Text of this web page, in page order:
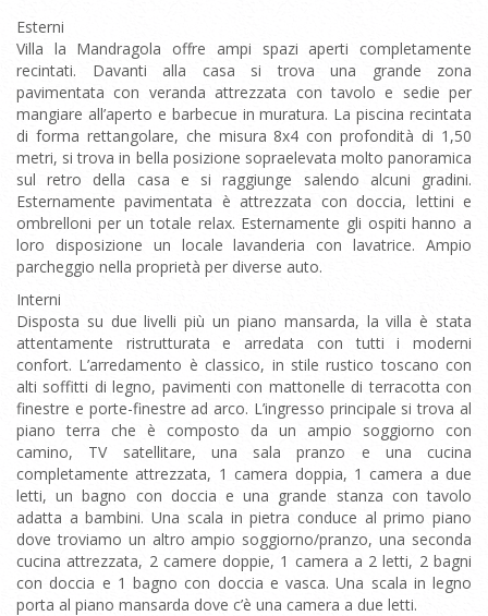
Esterni
Villa la Mandragola offre ampi spazi aperti completamente
recintati. Davanti alla casa si trova una grande zona
pavimentata con veranda attrezzata con tavolo e sedie per
mangiare all’aperto e barbecue in muratura. La piscina recintata
di forma rettangolare, che misura 8x4 con profondità di 1,50
metri, si trova in bella posizione sopraelevata molto panoramica
sul retro della casa e si raggiunge salendo alcuni gradini.
Esternamente pavimentata è attrezzata con doccia, lettini e
ombrelloni per un totale relax. Esternamente gli ospiti hanno a
loro disposizione un locale lavanderia con lavatrice. Ampio
parcheggio nella proprietà per diverse auto.
Interni
Disposta su due livelli più un piano mansarda, la villa è stata
attentamente ristrutturata e arredata con tutti i moderni
confort. L’arredamento è classico, in stile rustico toscano con
alti soffitti di legno, pavimenti con mattonelle di terracotta con
finestre e porte-finestre ad arco. L’ingresso principale si trova al
piano terra che è composto da un ampio soggiorno con
camino, TV satellitare, una sala pranzo e una cucina
completamente attrezzata, 1 camera doppia, 1 camera a due
letti, un bagno con doccia e una grande stanza con tavolo
adatta a bambini. Una scala in pietra conduce al primo piano
dove troviamo un altro ampio soggiorno/pranzo, una seconda
cucina attrezzata, 2 camere doppie, 1 camera a 2 letti, 2 bagni
con doccia e 1 bagno con doccia e vasca. Una scala in legno
porta al piano mansarda dove c’è una camera a due letti.